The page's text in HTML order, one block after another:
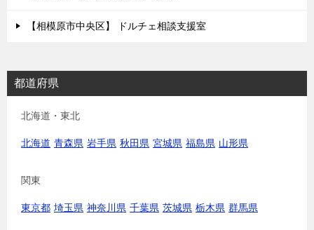
【相模原市中央区】 ドルチェ相談支援室
都道府県
北海道・東北
北海道 青森県 岩手県 秋田県 宮城県 福島県 山形県
関東
東京都 埼玉県 神奈川県 千葉県 茨城県 栃木県 群馬県